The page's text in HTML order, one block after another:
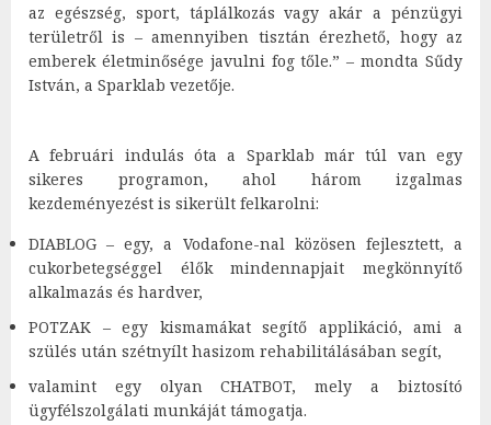
az egészség, sport, táplálkozás vagy akár a pénzügyi
területről is – amennyiben tisztán érezhető, hogy az
emberek életminősége javulni fog tőle.” – mondta Sűdy
István, a Sparklab vezetője.
A februári indulás óta a Sparklab már túl van egy
sikeres programon, ahol három izgalmas
kezdeményezést is sikerült felkarolni:
DIABLOG – egy, a Vodafone-nal közösen fejlesztett, a
cukorbetegséggel élők mindennapjait megkönnyítő
alkalmazás és hardver,
POTZAK – egy kismamákat segítő applikáció, ami a
szülés után szétnyílt hasizom rehabilitálásában segít,
valamint egy olyan CHATBOT, mely a biztosító
ügyfélszolgálati munkáját támogatja.